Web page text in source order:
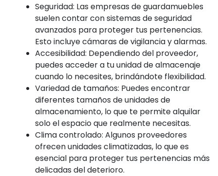
Seguridad: Las empresas de guardamuebles
suelen contar con sistemas de seguridad
avanzados para proteger tus pertenencias.
Esto incluye cámaras de vigilancia y alarmas.
Accesibilidad: Dependiendo del proveedor,
puedes acceder a tu unidad de almacenaje
cuando lo necesites, brindándote flexibilidad.
Variedad de tamaños: Puedes encontrar
diferentes tamaños de unidades de
almacenamiento, lo que te permite alquilar
solo el espacio que realmente necesitas.
Clima controlado: Algunos proveedores
ofrecen unidades climatizadas, lo que es
esencial para proteger tus pertenencias más
delicadas del deterioro.